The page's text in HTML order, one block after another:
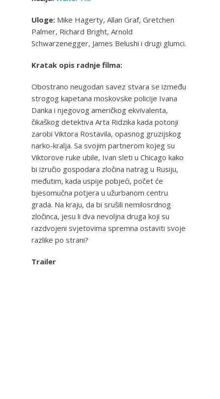
Uloge: Mike Hagerty, Allan Graf, Gretchen
Palmer, Richard Bright, Arnold
Schwarzenegger, James Belushi i drugi glumci.
Kratak opis radnje filma:
Obostrano neugodan savez stvara se između
strogog kapetana moskovske policije Ivana
Danka i njegovog američkog ekvivalenta,
čikaškog detektiva Arta Ridzika kada potonji
zarobi Viktora Rostavila, opasnog gruzijskog
narko-kralja. Sa svojim partnerom kojeg su
Viktorove ruke ubile, Ivan sleti u Chicago kako
bi izručio gospodara zločina natrag u Rusiju,
međutim, kada uspije pobjeći, počet će
bjesomučna potjera u užurbanom centru
grada. Na kraju, da bi srušili nemilosrdnog
zločinca, jesu li dva nevoljna druga koji su
razdvojeni svjetovima spremna ostaviti svoje
razlike po strani?
Trailer